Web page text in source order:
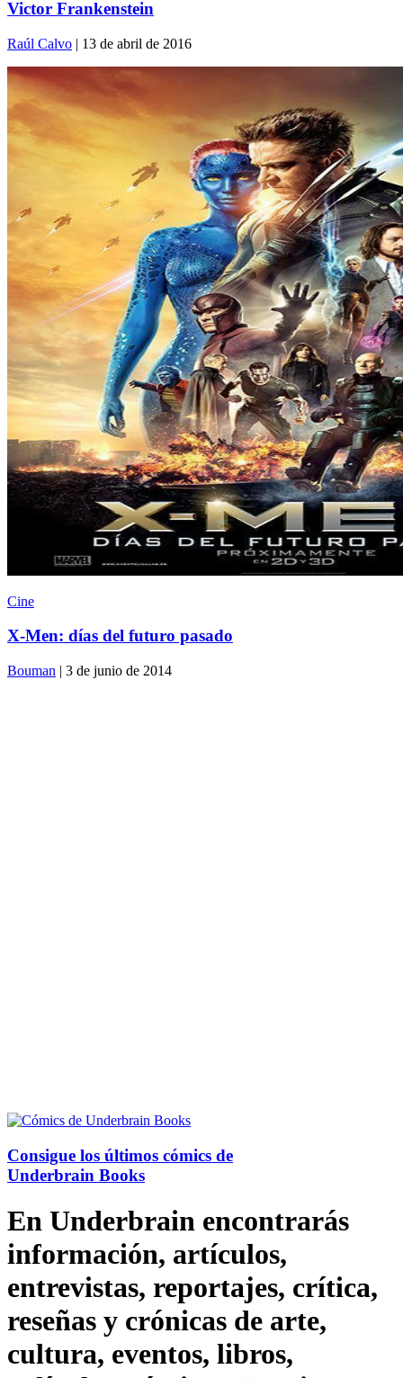
Victor Frankenstein
Raúl Calvo | 13 de abril de 2016
Cine
X-Men: días del futuro pasado
Bouman | 3 de junio de 2014
Consigue los últimos cómics de
Underbrain Books
En Underbrain encontrarás
información, artículos,
entrevistas, reportajes, crítica,
reseñas y crónicas de arte,
cultura, eventos, libros,